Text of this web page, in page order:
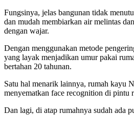
Fungsinya, jelas bangunan tidak
dan mudah membiarkan air melintas
dengan wajar.
Dengan menggunakan metode
yang layak menjadikan umur pakai
bertahan 20 tahunan.
Satu hal menarik lainnya, rumah kayu
menyematkan face recognition di pintu
Dan lagi, di atap rumahnya sudah ada